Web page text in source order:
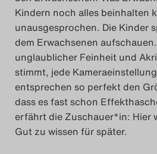
Kindern noch alles beinhalten
unausgesprochen. Die Kinder
dem Erwachsenen
unglaublicher Feinheit und
stimmt, jede
entsprechen so perfekt den
dass es fast schon
erfährt die Zuschauer*in: Hier
Gut zu wissen für später.